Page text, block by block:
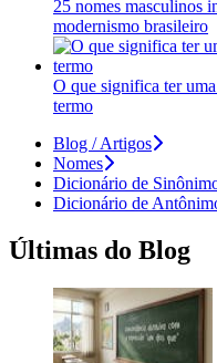
25 nomes masculinos
modernismo brasileiro
O que significa ter
termo
Blog / Artigos
Nomes
Dicionário de
Dicionário de
Últimas do Blog